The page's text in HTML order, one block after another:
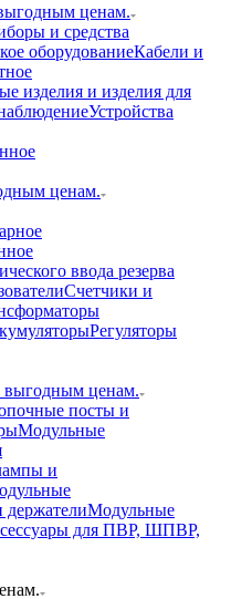
ценам.
и средства
оборудованиеКабели и
изделия и изделия для
Устройства
ценам.
ввода резерва
Счетчики и
Регуляторы
выгодным ценам.
посты и
Модульные
и
держателиМодульные
для ПВР, ШПВР,